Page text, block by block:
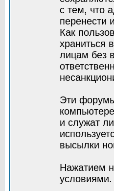
с тем, что
перенести
Как
храниться
лицам без
Эти
и служат
высылки
Нажатием
условиями.